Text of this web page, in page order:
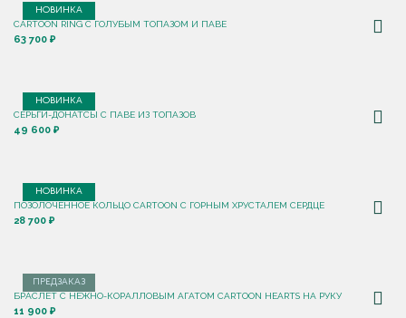
НОВИНКА
CARTOON RING С ГОЛУБЫМ ТОПАЗОМ И ПАВЕ
63 700 ₽
НОВИНКА
СЕРЬГИ-ДОНАТСЫ С ПАВЕ ИЗ ТОПАЗОВ
49 600 ₽
НОВИНКА
ПОЗОЛОЧЕННОЕ КОЛЬЦО CARTOON C ГОРНЫМ ХРУСТАЛЕМ СЕРДЦЕ
28 700 ₽
ПРЕДЗАКАЗ
БРАСЛЕТ С НЕЖНО-КОРАЛЛОВЫМ АГАТОМ CARTOON HEARTS НА РУКУ
11 900 ₽